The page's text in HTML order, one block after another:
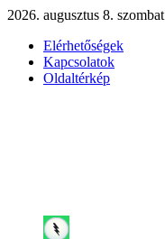
2026. augusztus 8. szombat
Elérhetőségek
Kapcsolatok
Oldaltérkép